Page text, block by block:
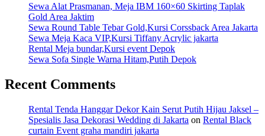
Sewa Alat Prasmanan, Meja IBM 160×60 Skirting Taplak
Gold Area Jaktim
Sewa Round Table Tebar Gold,Kursi Corssback Area Jakarta
Sewa Meja Kaca VIP,Kursi Tiffany Acrylic jakarta
Rental Meja bundar,Kursi event Depok
Sewa Sofa Single Warna Hitam,Putih Depok
Recent Comments
Rental Tenda Hanggar Dekor Kain Serut Putih Hijau Jaksel –
Spesialis Jasa Dekorasi Wedding di Jakarta on Rental Black
curtain Event graha mandiri jakarta